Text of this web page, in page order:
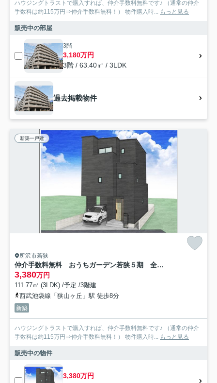
ハウジングトラストで購入すれば、仲介手数料無料です♪ （通常の仲介
手数料は約115万円⇒仲介手数料無料！） 物件購入時... もっと見る
販売中の部屋
3階
3,180万円
3階 / 63.40㎡ / 3LDK
過去掲載物件
新築一戸建
所沢市若狭
仲介手数料無料 おうちガーデン若狭５期 全１棟
3,380万円
111.77㎡ (3LDK) /予定 /3階建
西武池袋線「狭山ヶ丘」駅 徒歩8分
新築
ハウジングトラストで購入すれば、仲介手数料無料です♪ （通常の仲介
手数料は約115万円⇒仲介手数料無料！） 物件購入時... もっと見る
販売中の物件
3,380万円